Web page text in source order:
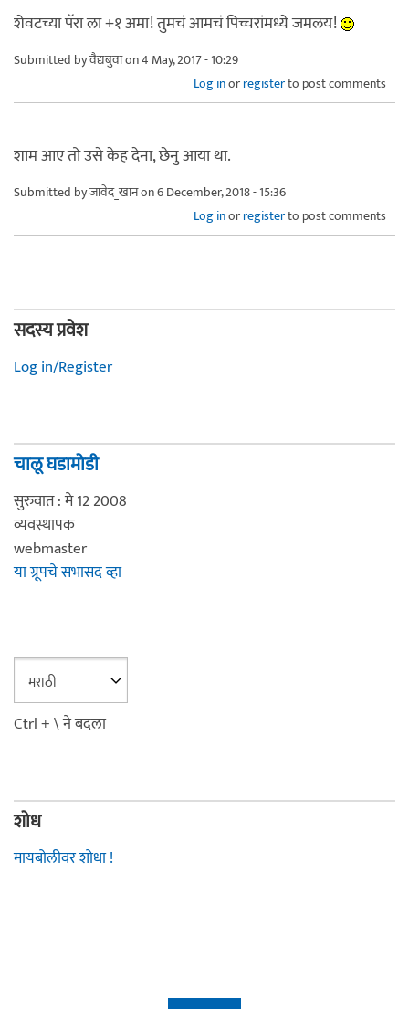
शेवटच्या पॅरा ला +१ अमा! तुमचं आमचं पिच्चरांमध्ये जमलय!
Submitted byवैद्यबुवाon 4 May, 2017 - 10:29
Log inorregisterto post comments
शाम आए तो उसे केह देना, छेनु आया था.
Submitted byजावेद_खानon 6 December, 2018 - 15:36
Log inorregisterto post comments
सदस्य प्रवेश
Log in/Register
चालू घडामोडी
सुरुवात : मे 12 2008
व्यवस्थापक
webmaster
या ग्रूपचे सभासद व्हा
Ctrl + \ ने बदला
शोध
मायबोलीवर शोधा !